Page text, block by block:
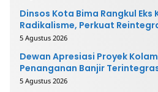
Dinsos Kota Bima Rangkul Eks
Radikalisme, Perkuat
5 Agustus 2026
Dewan Apresiasi Proyek
Penanganan Banjir
5 Agustus 2026